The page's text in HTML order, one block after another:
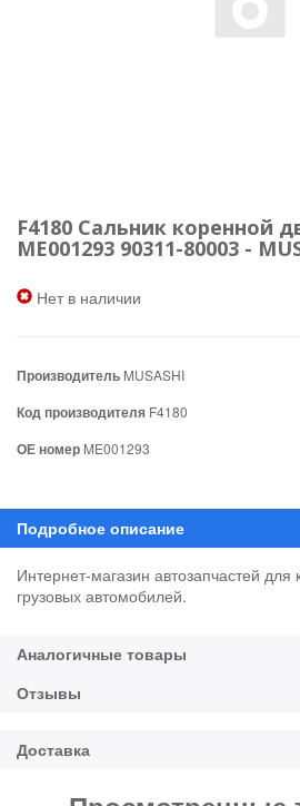
F4180 Сальник коренной
ME001293 90311-80003 -
Нет в наличии
Производитель MUSASHI
Код производителя F4180
ОЕ номер ME001293
Интернет-магазин автозапчастей для
грузовых автомобилей.